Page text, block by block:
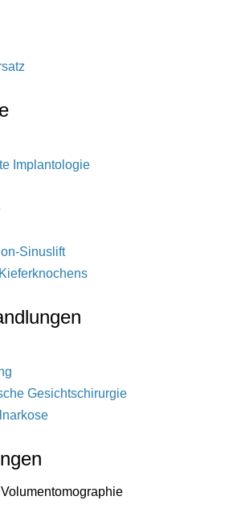
Implantologie
Sinuslift
Gesichtschirurgie